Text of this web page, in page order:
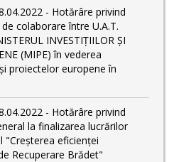
- Hotărâre privind
colaborare între U.A.T.
INVESTIȚIILOR ȘI
(MIPE) în vederea
proiectelor europene în
- Hotărâre privind
la finalizarea lucrărilor
"Creșterea eficienței
Recuperare Brădet"